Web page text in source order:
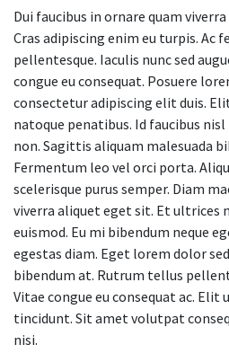
Dui faucibus in ornare quam
Cras adipiscing enim eu turpis. Ac
pellentesque. Iaculis nunc sed
congue eu consequat. Posuere
consectetur adipiscing elit duis.
natoque penatibus. Id faucibus
non. Sagittis aliquam malesuada
Fermentum leo vel orci porta.
scelerisque purus semper. Diam
viverra aliquet eget sit. Et ultrices
euismod. Eu mi bibendum neque
egestas diam. Eget lorem dolor
bibendum at. Rutrum tellus
Vitae congue eu consequat ac.
tincidunt. Sit amet volutpat
nisi.